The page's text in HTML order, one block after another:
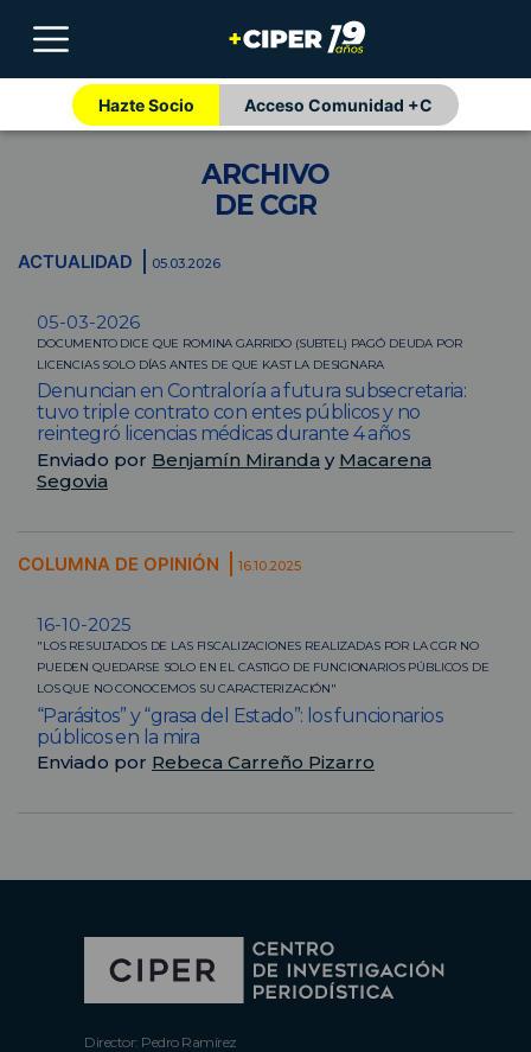
Hazte Socio Acceso Comunidad +C
ARCHIVO
DE CGR
ACTUALIDAD 05.03.2026
05-03-2026
DOCUMENTO DICE QUE ROMINA GARRIDO (SUBTEL) PAGÓ DEUDA POR
LICENCIAS SOLO DÍAS ANTES DE QUE KAST LA DESIGNARA
Denuncian en Contraloría a futura subsecretaria:
tuvo triple contrato con entes públicos y no
reintegró licencias médicas durante 4 años
Enviado por Benjamín Miranda y Macarena
Segovia
COLUMNA DE OPINIÓN 16.10.2025
16-10-2025
"LOS RESULTADOS DE LAS FISCALIZACIONES REALIZADAS POR LA CGR NO
PUEDEN QUEDARSE SOLO EN EL CASTIGO DE FUNCIONARIOS PÚBLICOS DE
LOS QUE NO CONOCEMOS SU CARACTERIZACIÓN"
“Parásitos” y “grasa del Estado”: los funcionarios
públicos en la mira
Enviado por Rebeca Carreño Pizarro
Director: Pedro Ramírez